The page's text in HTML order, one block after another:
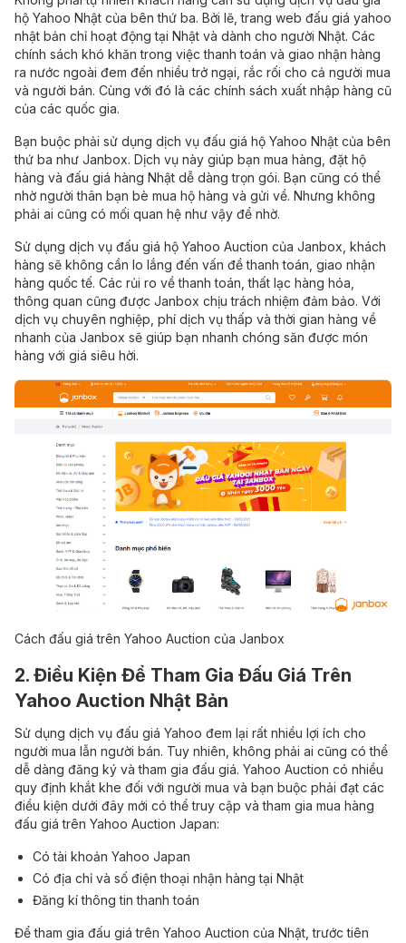
hộ Yahoo Nhật của bên thứ ba. Bởi lẽ, trang web đấu giá yahoo
nhật bản chỉ hoạt động tại Nhật và dành cho người Nhật. Các
chính sách khó khăn trong việc thanh toán và giao nhận hàng
ra nước ngoài đem đến nhiều trở ngại, rắc rối cho cả người mua
và người bán. Cùng với đó là các chính sách xuất nhập hàng cũ
của các quốc gia.
Bạn buộc phải sử dụng dịch vụ đấu giá hộ Yahoo Nhật của bên
thứ ba như Janbox. Dịch vụ này giúp bạn mua hàng, đặt hộ
hàng và đấu giá hàng Nhật dễ dàng trọn gói. Bạn cũng có thể
nhờ người thân bạn bè mua hộ hàng và gửi về. Nhưng không
phải ai cũng có mối quan hệ như vậy để nhờ.
Sử dụng dịch vụ đấu giá hộ Yahoo Auction của Janbox, khách
hàng sẽ không cần lo lắng đến vấn đề thanh toán, giao nhận
hàng quốc tế. Các rủi ro về thanh toán, thất lạc hàng hóa,
thông quan cũng được Janbox chịu trách nhiệm đảm bảo. Với
dịch vụ chuyên nghiệp, phí dịch vụ thấp và thời gian hàng về
nhanh của Janbox sẽ giúp bạn nhanh chóng săn được món
hàng với giá siêu hời.
Cách đấu giá trên Yahoo Auction của Janbox
2. Điều Kiện Để Tham Gia Đấu Giá Trên
Yahoo Auction Nhật Bản
Sử dụng dịch vụ đấu giá Yahoo đem lại rất nhiều lợi ích cho
người mua lẫn người bán. Tuy nhiên, không phải ai cũng có thể
dễ dàng đăng ký và tham gia đấu giá. Yahoo Auction có nhiều
quy định khắt khe đối với người mua và bạn buộc phải đạt các
điều kiện dưới đây mới có thể truy cập và tham gia mua hàng
đấu giá trên Yahoo Auction Japan:
Có tài khoản Yahoo Japan
Có địa chỉ và số điện thoại nhận hàng tại Nhật
Đăng kí thông tin thanh toán
Để tham gia đấu giá trên Yahoo Auction của Nhật, trước tiên